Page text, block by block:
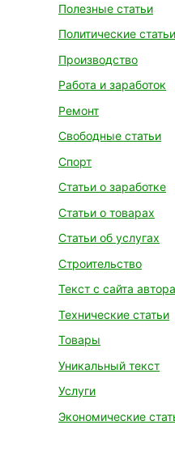
Полезные статьи
Политические статьи
Производство
Работа и заработок
Ремонт
Свободные статьи
Спорт
Статьи о заработке
Статьи о товарах
Статьи об услугах
Строительство
Текст с сайта автора
Технические статьи
Товары
Уникальный текст
Услуги
Экономические